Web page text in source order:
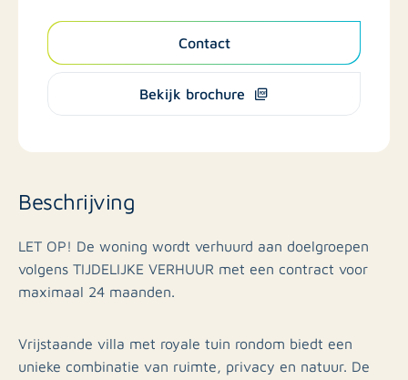
Contact
Bekijk brochure
Beschrijving
LET OP! De woning wordt verhuurd aan doelgroepen
volgens TIJDELIJKE VERHUUR met een contract voor
maximaal 24 maanden.
Vrijstaande villa met royale tuin rondom biedt een
unieke combinatie van ruimte, privacy en natuur. De